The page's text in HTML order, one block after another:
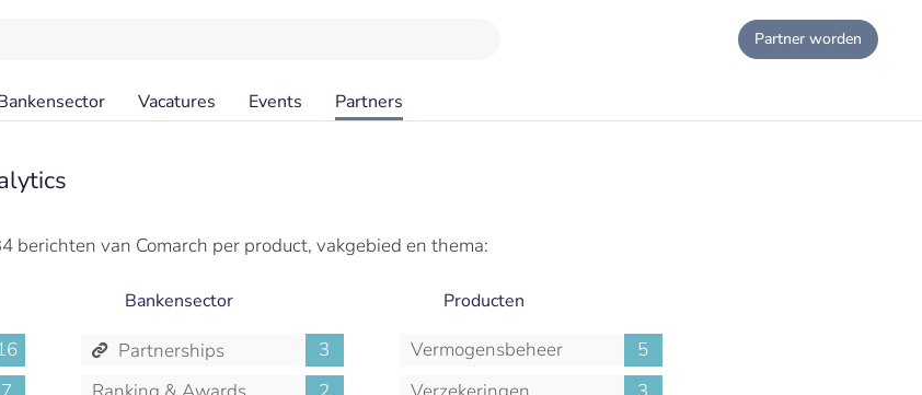
Partner worden
Vacatures Events Partners
berichten van Comarch per product, vakgebied en thema:
Bankensector
Partnerships
3
Producten
Vermogensbeheer
5